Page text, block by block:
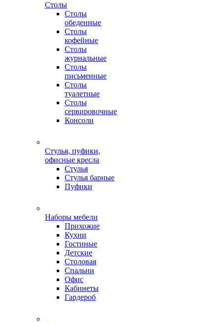
Столы
Столы
обеденные
Столы
кофейные
Столы
журнальные
Столы
письменные
Столы
туалетные
Столы
сервировочные
Консоли
Стулья, пуфики,
офисные кресла
Стулья
Стулья барные
Пуфики
Наборы мебели
Прихожие
Кухни
Гостиные
Детские
Столовая
Спальни
Офис
Кабинеты
Гардероб